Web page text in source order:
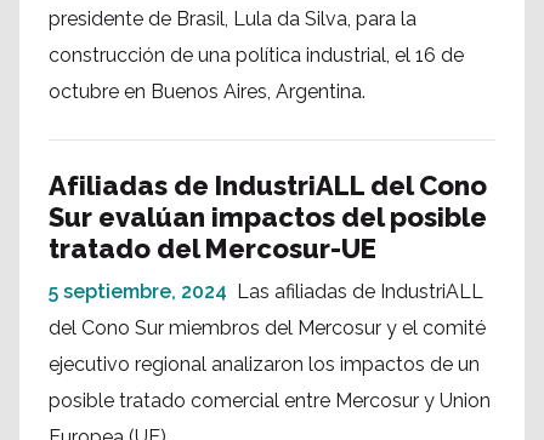
presidente de Brasil, Lula da Silva, para la
construcción de una política industrial, el 16 de
octubre en Buenos Aires, Argentina.
Afiliadas de IndustriALL del Cono
Sur evalúan impactos del posible
tratado del Mercosur-UE
5 septiembre, 2024 Las afiliadas de IndustriALL
del Cono Sur miembros del Mercosur y el comité
ejecutivo regional analizaron los impactos de un
posible tratado comercial entre Mercosur y Union